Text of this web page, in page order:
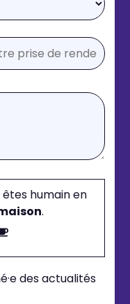
humain en
.
des actualités